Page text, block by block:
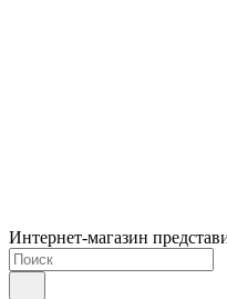
Интернет-магазин